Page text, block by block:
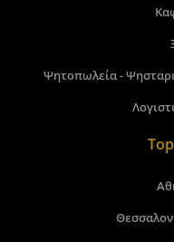
Ψητοπωλεία -